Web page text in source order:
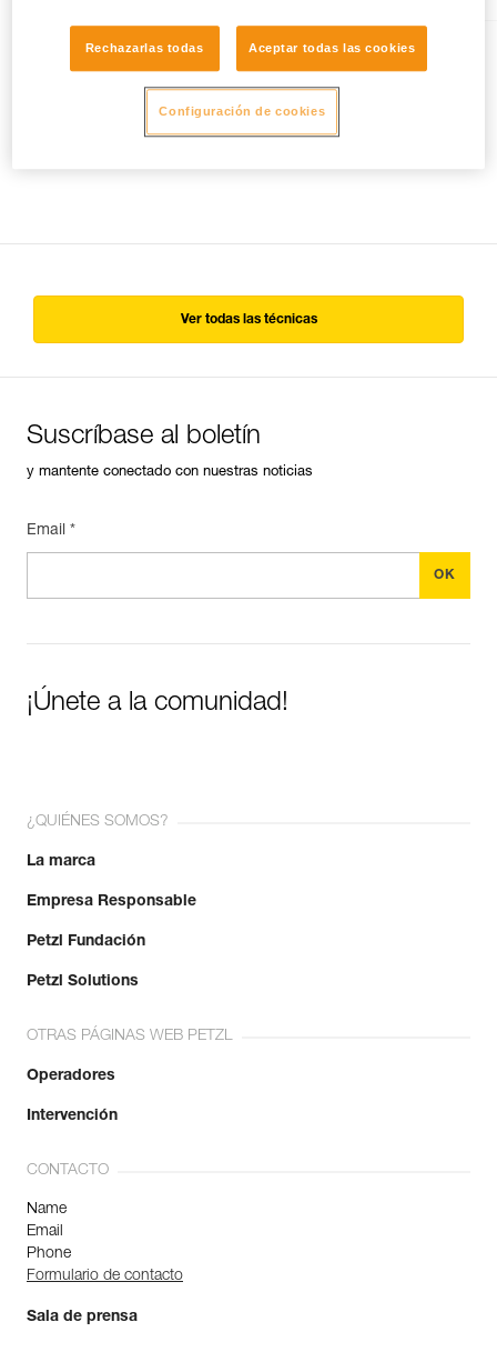
I’D® S
Descensor con función
antipánico para los accesos por
cuerda
Ver todas las técnicas
Suscríbase al boletín
y mantente conectado con nuestras noticias
Email *
¡Únete a la comunidad!
¿QUIÉNES SOMOS?
La marca
Empresa Responsable
Petzl Fundación
Petzl Solutions
OTRAS PÁGINAS WEB PETZL
Operadores
Intervención
CONTACTO
Name
Email
Phone
Formulario de contacto
Sala de prensa
Rechazarlas todas Aceptar todas las cookies
Configuración de cookies